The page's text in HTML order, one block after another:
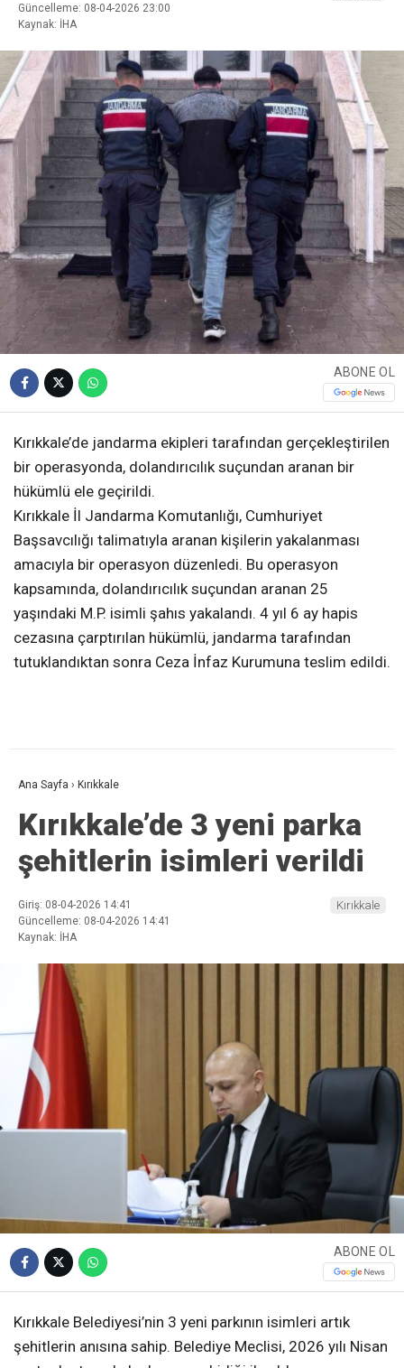
Güncelleme: 08-04-2026 23:00
Kaynak: İHA
ABONE OL
Kırıkkale’de jandarma ekipleri tarafından gerçekleştirilen
bir operasyonda, dolandırıcılık suçundan aranan bir
hükümlü ele geçirildi.
Kırıkkale İl Jandarma Komutanlığı, Cumhuriyet
Başsavcılığı talimatıyla aranan kişilerin yakalanması
amacıyla bir operasyon düzenledi. Bu operasyon
kapsamında, dolandırıcılık suçundan aranan 25
yaşındaki M.P. isimli şahıs yakalandı. 4 yıl 6 ay hapis
cezasına çarptırılan hükümlü, jandarma tarafından
tutuklandıktan sonra Ceza İnfaz Kurumuna teslim edildi.
Ana Sayfa › Kırıkkale
Kırıkkale’de 3 yeni parka
şehitlerin isimleri verildi
Giriş: 08-04-2026 14:41
Güncelleme: 08-04-2026 14:41
Kaynak: İHA
Kırıkkale
ABONE OL
Kırıkkale Belediyesi’nin 3 yeni parkının isimleri artık
şehitlerin anısına sahip. Belediye Meclisi, 2026 yılı Nisan